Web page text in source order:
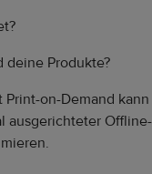
deine Produkte?
Print-on-Demand
ausgerichteter